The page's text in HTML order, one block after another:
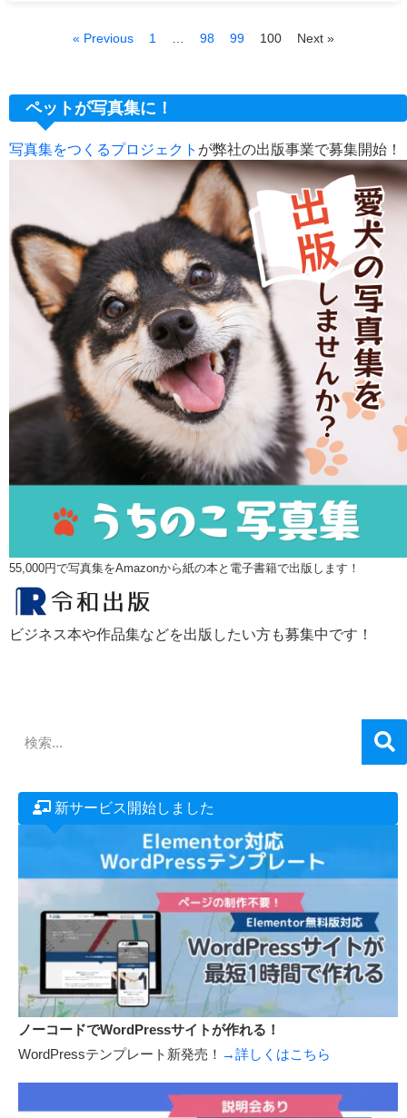
« Previous 1 98 99 100 Next »
ペットが写真集に！
写真集をつくるプロジェクト が弊社の出版事業で募集開始！
55,000円で写真集をAmazonから紙の本と電子書籍で出版します！
ビジネス本や作品集などを出版したい方も募集中です！
新サービス開始しました
ノーコードでWordPressサイトが作れる！
WordPressテンプレート新発売！ →詳しくはこちら